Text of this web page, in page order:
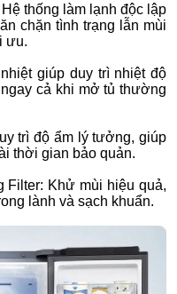
thống làm lạnh độc lập
chặn tình trạng lẫn mùi
ưu.
giúp duy trì nhiệt độ
cả khi mở tủ thường
trì độ ẩm lý tưởng, giúp
thời gian bảo quản.
Filter: Khử mùi hiệu quả,
lành và sạch khuẩn.